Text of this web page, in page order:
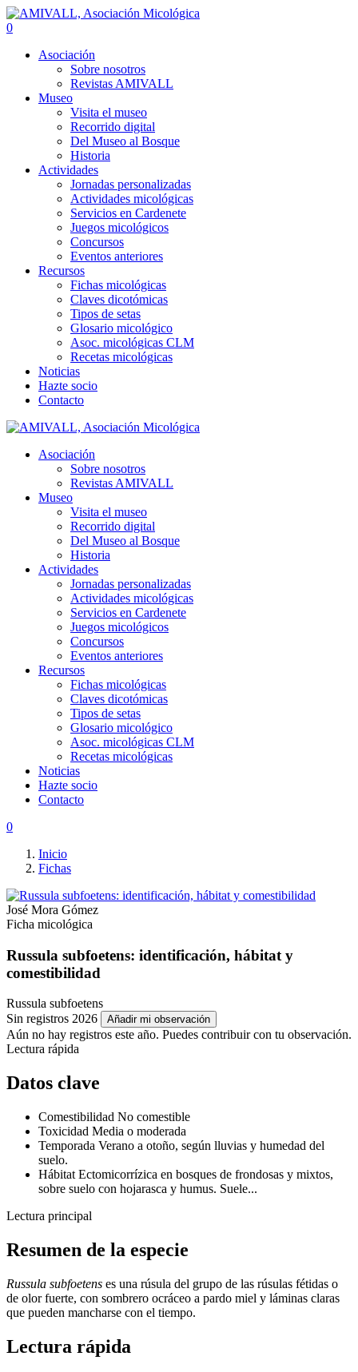
0
Asociación
Sobre nosotros
Revistas AMIVALL
Museo
Visita el museo
Recorrido digital
Del Museo al Bosque
Historia
Actividades
Jornadas personalizadas
Actividades micológicas
Servicios en Cardenete
Juegos micológicos
Concursos
Eventos anteriores
Recursos
Fichas micológicas
Claves dicotómicas
Tipos de setas
Glosario micológico
Asoc. micológicas CLM
Recetas micológicas
Noticias
Hazte socio
Contacto
Asociación
Sobre nosotros
Revistas AMIVALL
Museo
Visita el museo
Recorrido digital
Del Museo al Bosque
Historia
Actividades
Jornadas personalizadas
Actividades micológicas
Servicios en Cardenete
Juegos micológicos
Concursos
Eventos anteriores
Recursos
Fichas micológicas
Claves dicotómicas
Tipos de setas
Glosario micológico
Asoc. micológicas CLM
Recetas micológicas
Noticias
Hazte socio
Contacto
0
Inicio
Fichas
José Mora Gómez
Ficha micológica
Russula subfoetens: identificación, hábitat y
comestibilidad
Russula subfoetens
Sin registros 2026
Añadir mi observación
Aún no hay registros este año. Puedes contribuir con tu observación.
Lectura rápida
Datos clave
Comestibilidad No comestible
Toxicidad Media o moderada
Temporada Verano a otoño, según lluvias y humedad del
suelo.
Hábitat Ectomicorrízica en bosques de frondosas y mixtos,
sobre suelo con hojarasca y humus. Suele...
Lectura principal
Resumen de la especie
Russula subfoetens es una rúsula del grupo de las rúsulas fétidas o
de olor fuerte, con sombrero ocráceo a pardo miel y láminas claras
que pueden mancharse con el tiempo.
Lectura rápida